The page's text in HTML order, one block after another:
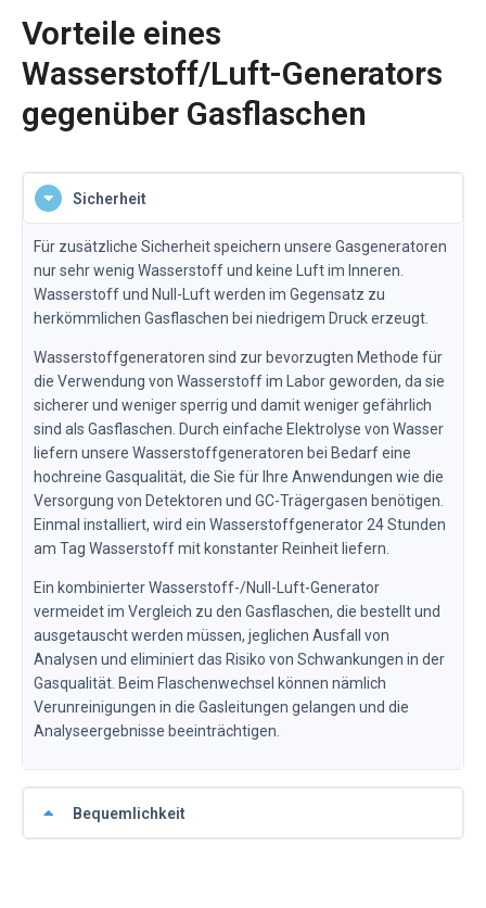
Vorteile eines
Wasserstoff/Luft-Generators
gegenüber Gasflaschen
Sicherheit
Für zusätzliche Sicherheit speichern unsere Gasgeneratoren
nur sehr wenig Wasserstoff und keine Luft im Inneren.
Wasserstoff und Null-Luft werden im Gegensatz zu
herkömmlichen Gasflaschen bei niedrigem Druck erzeugt.
Wasserstoffgeneratoren sind zur bevorzugten Methode für
die Verwendung von Wasserstoff im Labor geworden, da sie
sicherer und weniger sperrig und damit weniger gefährlich
sind als Gasflaschen. Durch einfache Elektrolyse von Wasser
liefern unsere Wasserstoffgeneratoren bei Bedarf eine
hochreine Gasqualität, die Sie für Ihre Anwendungen wie die
Versorgung von Detektoren und GC-Trägergasen benötigen.
Einmal installiert, wird ein Wasserstoffgenerator 24 Stunden
am Tag Wasserstoff mit konstanter Reinheit liefern.
Ein kombinierter Wasserstoff-/Null-Luft-Generator
vermeidet im Vergleich zu den Gasflaschen, die bestellt und
ausgetauscht werden müssen, jeglichen Ausfall von
Analysen und eliminiert das Risiko von Schwankungen in der
Gasqualität. Beim Flaschenwechsel können nämlich
Verunreinigungen in die Gasleitungen gelangen und die
Analyseergebnisse beeinträchtigen.
Bequemlichkeit